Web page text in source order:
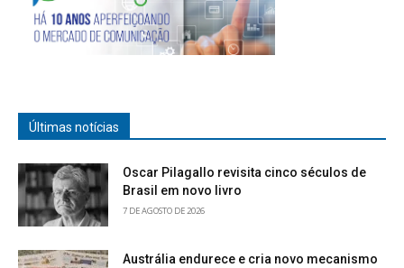
Últimas notícias
Oscar Pilagallo revisita cinco séculos de
Brasil em novo livro
7 DE AGOSTO DE 2026
Austrália endurece e cria novo mecanismo